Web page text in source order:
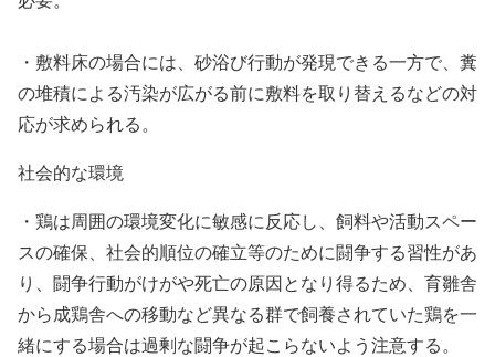
・敷料床の場合には、砂浴び行動が発現できる一方で、糞
の堆積による汚染が広がる前に敷料を取り替えるなどの対
応が求められる。
社会的な環境
・鶏は周囲の環境変化に敏感に反応し、飼料や活動スペー
スの確保、社会的順位の確立等のために闘争する習性があ
り、闘争行動がけがや死亡の原因となり得るため、育雛舎
から成鶏舎への移動など異なる群で飼養されていた鶏を一
緒にする場合は過剰な闘争が起こらないよう注意する。